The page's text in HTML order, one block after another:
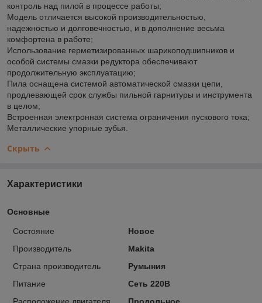
контроль над пилой в процессе работы;
Модель отличается высокой производительностью,
надежностью и долговечностью, и в дополнение весьма
комфортена в работе;
Использование герметизированных шарикоподшипников и
особой системы смазки редуктора обеспечивают
продолжительную эксплуатацию;
Пила оснащена системой автоматической смазки цепи,
продлевающей срок службы пильной гарнитуры и инструмента
в целом;
Встроенная электронная система ограничения пускового тока;
Металлические упорные зубья.
Скрыть
Характеристики
Основные
Состояние
Новое
Производитель
Makita
Страна производитель
Румыния
Питание
Сеть 220В
Расположение двигателя
Продольное